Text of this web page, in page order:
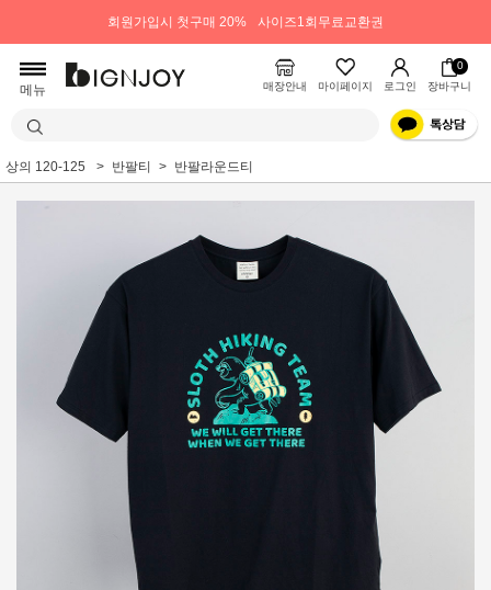
회원가입시 첫구매 20% 사이즈1회무료교환권
메뉴 매장안내 마이페이지 로그인
0
장바구니
상의 120-125 반팔티 반팔라운드티